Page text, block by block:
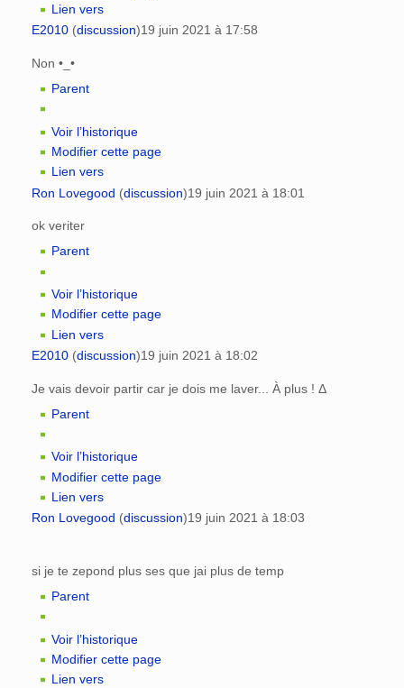
Lien vers
E2010 (discussion)19 juin 2021 à 17:58
Non •_•
Parent
Voir l’historique
Modifier cette page
Lien vers
Ron Lovegood (discussion)19 juin 2021 à 18:01
ok veriter
Parent
Voir l’historique
Modifier cette page
Lien vers
E2010 (discussion)19 juin 2021 à 18:02
Je vais devoir partir car je dois me laver... À plus ! Δ
Parent
Voir l’historique
Modifier cette page
Lien vers
Ron Lovegood (discussion)19 juin 2021 à 18:03
si je te zepond plus ses que jai plus de temp
Parent
Voir l’historique
Modifier cette page
Lien vers